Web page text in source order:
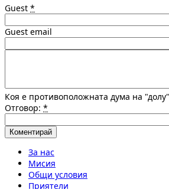
Guest *
Guest email
Коя е противоположната дума на
Отговор: *
За нас
Мисия
Общи условия
Приятели